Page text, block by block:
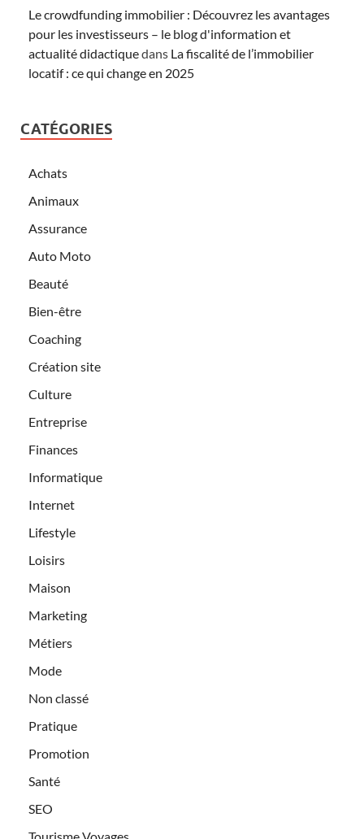
Le crowdfunding immobilier : Découvrez les avantages
pour les investisseurs – le blog d'information et
actualité didactiquedans La fiscalité de l’immobilier
locatif : ce qui change en 2025
CATÉGORIES
Achats
Animaux
Assurance
Auto Moto
Beauté
Bien-être
Coaching
Création site
Culture
Entreprise
Finances
Informatique
Internet
Lifestyle
Loisirs
Maison
Marketing
Métiers
Mode
Non classé
Pratique
Promotion
Santé
SEO
Tourisme Voyages